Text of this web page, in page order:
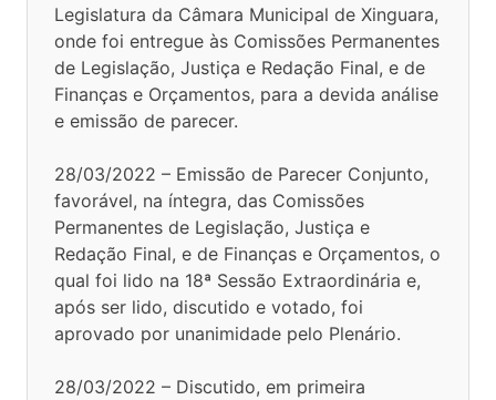
Legislatura da Câmara Municipal de Xinguara,
onde foi entregue às Comissões Permanentes
de Legislação, Justiça e Redação Final, e de
Finanças e Orçamentos, para a devida análise
e emissão de parecer.
28/03/2022 – Emissão de Parecer Conjunto,
favorável, na íntegra, das Comissões
Permanentes de Legislação, Justiça e
Redação Final, e de Finanças e Orçamentos, o
qual foi lido na 18ª Sessão Extraordinária e,
após ser lido, discutido e votado, foi
aprovado por unanimidade pelo Plenário.
28/03/2022 – Discutido, em primeira